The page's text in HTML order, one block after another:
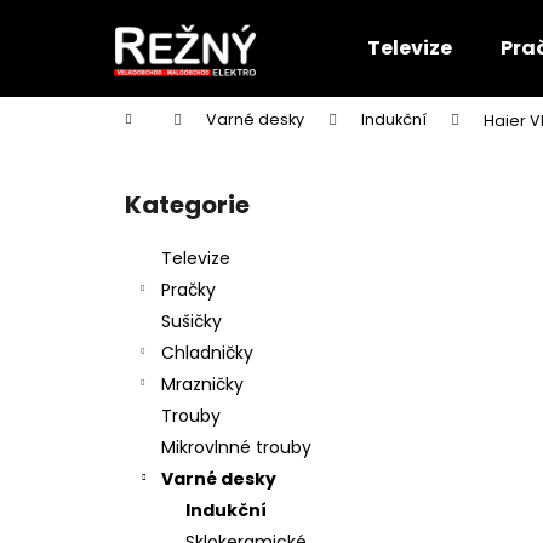
Televize
Domů Varné desky Indukční Haier
Přeskočit
kategorie
Kategorie
Televize
Pračky
Sušičky
Chladničky
Mrazničky
Trouby
Mikrovlnné trouby
Varné desky
Indukční
í
Zpět
do
Zpět
do